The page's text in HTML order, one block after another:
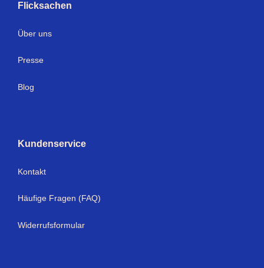
Flicksachen
Über uns
Presse
Blog
Kundenservice
Kontakt
Häufige Fragen (FAQ)
Widerrufsformular